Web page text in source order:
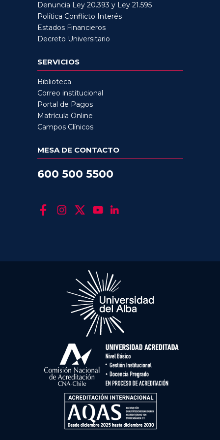
Denuncia Ley 20.393 y Ley 21.595
Política Conflicto Interés
Estados Financieros
Decreto Universitario
SERVICIOS
Biblioteca
Correo institucional
Portal de Pagos
Matrícula Online
Campos Clínicos
MESA DE CONTACTO
600 500 5500